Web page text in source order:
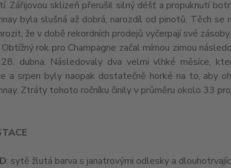
Zářijovou sklizeň přerušil silný déšť a propuknutí
byla slušná až dobrá, narozdíl od pinotů. Těch
že v době rekordních prodejů vyčerpají své zásoby.
rok pro Champagne začal mírnou zimou
dubna. Následovaly dva velmi vlhké měsíce,
a srpen byly naopak dostatečně horké na to, aby
Ztráty tohoto ročníku činily v průměru okolo 33
: sytě žlutá barva s janatrovými odlesky a